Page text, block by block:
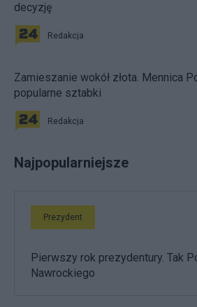
decyzję
Redakcja
Zamieszanie wokół złota. Mennica
popularne sztabki
Redakcja
Najpopularniejsze
Prezydent
Pierwszy rok prezydentury. Tak
Nawrockiego